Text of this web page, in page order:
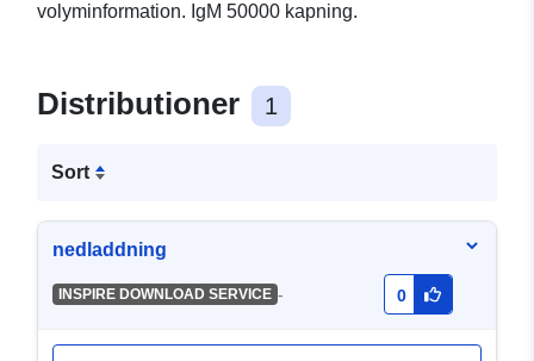
volyminformation. IgM 50000 kapning.
Distributioner 1
Sort
nedladdning
INSPIRE DOWNLOAD SERVICE - 0